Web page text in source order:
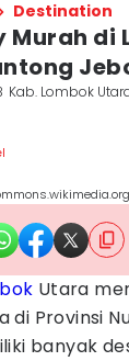
Destination
Murah di
Kab. Lombok
Utara
di Provinsi
banyak